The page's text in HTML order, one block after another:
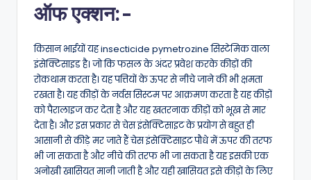
ऑफ एक्शन:-
किसान भाईयों यह insecticide pymetrozine सिस्टेमिक वाला
इंसेक्टिसाइड है। जो कि फसल के अंदर प्रवेश करके कीड़ों की
रोकथाम करता है। यह पत्तियों के ऊपर से नीचे जाने की भी क्षमता
रखता है। यह कीड़ों के नर्वस सिस्टम पर आक्रमण करता है यह कीड़ों
को पैरालाइज कर देता है और यह खतरनाक कीड़ों को भूख से मार
देता है। और इस प्रकार से चेस इंसेक्टिसाइट के प्रयोग से बहुत ही
आसानी से कीड़े मर जाते हैं चेस इंसेक्टिसाइट पौधे में ऊपर की तरफ
भी जा सकता है और नीचे की तरफ भी जा सकता है यह इसकी एक
अनोखी खासियत मानी जाती है और यही खासियत इसे कीड़ों के लिए